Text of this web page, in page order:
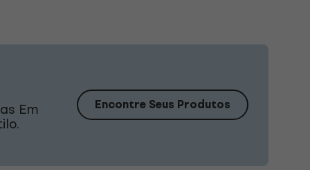
Em Encontre Seus Produtos